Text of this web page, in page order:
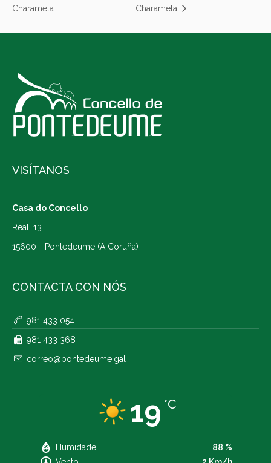
Charamela
Charamela
VISÍTANOS
Casa do Concello
Real, 13
15600 - Pontedeume (A Coruña)
CONTACTA CON NÓS
981 433 054
981 433 368
correo@pontedeume.gal
19 °C
Humidade
88 %